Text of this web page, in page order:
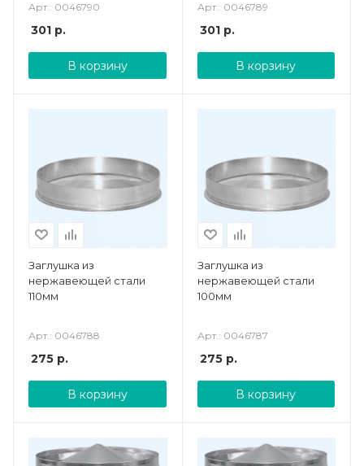
Арт.: 0046790
301 р.
В корзину
Арт.: 0046789
301р.
В корзину
Заглушка из
нержавеющей стали
110мм
Арт.: 0046788
275 р.
В корзину
Заглушка из
нержавеющей стали
100мм
Арт.: 0046787
275р.
В корзину